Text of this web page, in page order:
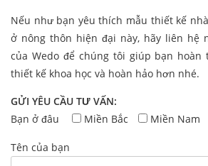
Nếu như bạn yêu thích mẫu thiết kế
ở nông thôn hiện đại này, hãy liên hệ
của Wedo để chúng tôi giúp bạn
thiết kế khoa học và hoàn hảo hơn nhé.
GỬI YÊU CẦU TƯ VẤN:
Bạn ở đâu
Miền Bắc Miền Nam
Tên của bạn